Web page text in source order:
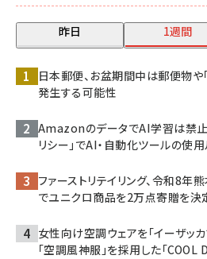
昨日 1週間
日本郵便、お盆期間中は郵便物や
発生する可能性
AmazonのデータでAI学習は禁止
リシー」でAI・自動化ツールの使
ファーストリテイリング、令和8
でユニクロ商品を2万点寄贈を決
女性向け空調ウェアを「イーザッ
「空調風神服」を採用した「COOL